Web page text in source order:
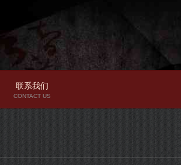
联系我们
CONTACT US